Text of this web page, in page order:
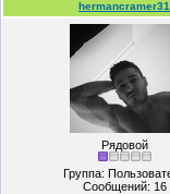
hermancramer31
Рядовой
Группа:
Сообщений: 16